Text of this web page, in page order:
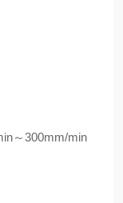
～300mm/min